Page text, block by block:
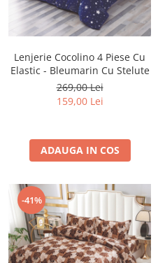
Lenjerie Cocolino 4 Piese Cu
Elastic - Bleumarin Cu Stelute
269,00 Lei
159,00 Lei
ADAUGA IN COS
-41%